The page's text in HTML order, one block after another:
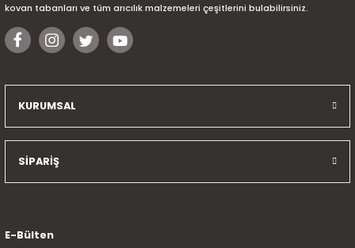
kovan tabanları ve tüm arıcılık malzemeleri çeşitlerini bulabilirsiniz.
KURUMSAL
SİPARİŞ
E-Bülten